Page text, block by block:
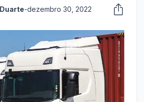
-dezembro 30, 2022